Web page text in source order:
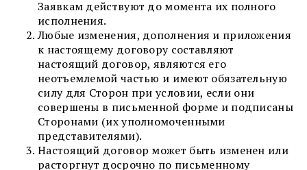
Заявкам действуют до момента их полного
исполнения.
Любые изменения, дополнения и приложения
к настоящему договору составляют
настоящий договор, являются его
неотъемлемой частью и имеют обязательную
силу для Сторон при условии, если они
совершены в письменной форме и подписаны
Сторонами (их уполномоченными
представителями).
Настоящий договор может быть изменен или
расторгнут досрочно по письменному